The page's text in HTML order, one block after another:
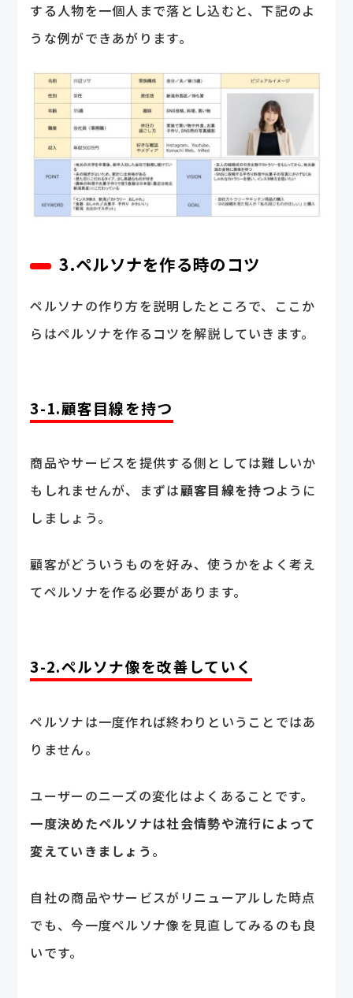
する人物を一個人まで落とし込むと、下記のよ
うな例ができあがります。
3.ペルソナを作る時のコツ
ペルソナの作り方を説明したところで、ここか
らはペルソナを作るコツを解説していきます。
3-1.顧客目線を持つ
商品やサービスを提供する側としては難しいか
もしれませんが、まずは顧客目線を持つように
しましょう。
顧客がどういうものを好み、使うかをよく考え
てペルソナを作る必要があります。
3-2.ペルソナ像を改善していく
ペルソナは一度作れば終わりということではあ
りません。
ユーザーのニーズの変化はよくあることです。
一度決めたペルソナは社会情勢や流行によって
変えていきましょう 。
自社の商品やサービスがリニューアルした時点
でも、今一度ペルソナ像を見直してみるのも良
いです。